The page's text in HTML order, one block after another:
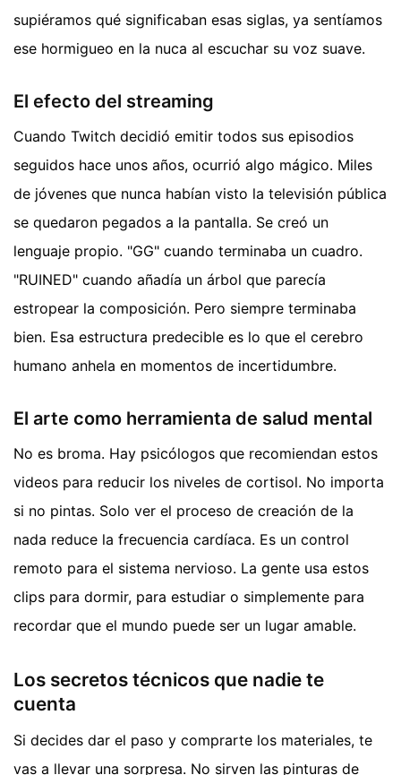
supiéramos qué significaban esas siglas, ya sentíamos
ese hormigueo en la nuca al escuchar su voz suave.
El efecto del streaming
Cuando Twitch decidió emitir todos sus episodios
seguidos hace unos años, ocurrió algo mágico. Miles
de jóvenes que nunca habían visto la televisión pública
se quedaron pegados a la pantalla. Se creó un
lenguaje propio. "GG" cuando terminaba un cuadro.
"RUINED" cuando añadía un árbol que parecía
estropear la composición. Pero siempre terminaba
bien. Esa estructura predecible es lo que el cerebro
humano anhela en momentos de incertidumbre.
El arte como herramienta de salud mental
No es broma. Hay psicólogos que recomiendan estos
videos para reducir los niveles de cortisol. No importa
si no pintas. Solo ver el proceso de creación de la
nada reduce la frecuencia cardíaca. Es un control
remoto para el sistema nervioso. La gente usa estos
clips para dormir, para estudiar o simplemente para
recordar que el mundo puede ser un lugar amable.
Los secretos técnicos que nadie te
cuenta
Si decides dar el paso y comprarte los materiales, te
vas a llevar una sorpresa. No sirven las pinturas de